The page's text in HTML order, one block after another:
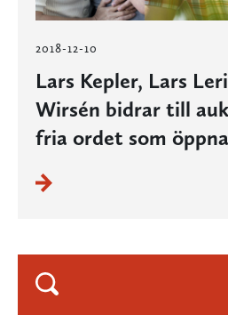
2018-12-10
Lars Kepler, Lars
Wirsén bidrar till
fria ordet som